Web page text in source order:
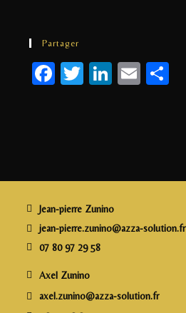
Partager
F
a
o
o
k
T
w
Li
n
n
E
m
e
Jean-pierre Zunino
jean-pierre.zunino@azza-solution.fr
07 80 97 29 58
Axel Zunino
axel.zunino@azza-solution.fr